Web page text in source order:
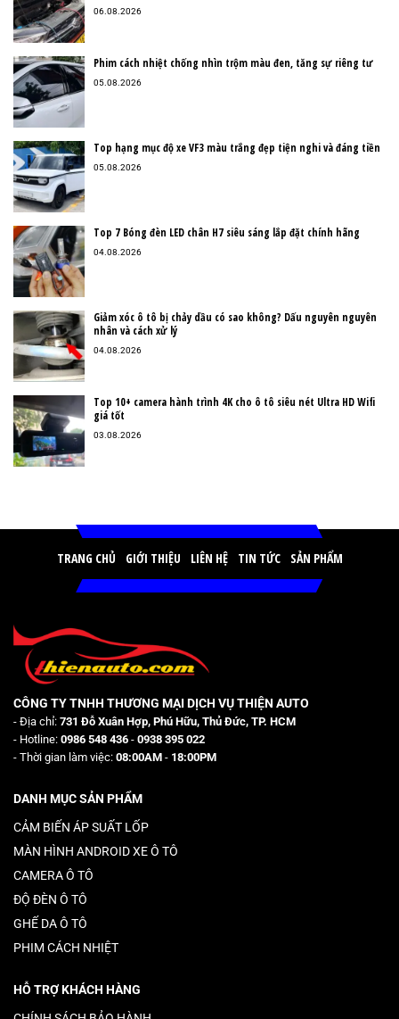
06.08.2026
Phim cách nhiệt chống nhìn trộm màu đen, tăng sự riêng tư
05.08.2026
Top hạng mục độ xe VF3 màu trắng đẹp tiện nghi và đáng tiền
05.08.2026
Top 7 Bóng đèn LED chân H7 siêu sáng lắp đặt chính hãng
04.08.2026
Giảm xóc ô tô bị chảy dầu có sao không? Dấu nguyên nguyên
nhân và cách xử lý
04.08.2026
Top 10+ camera hành trình 4K cho ô tô siêu nét Ultra HD Wifi
giá tốt
03.08.2026
TRANG CHỦ GIỚI THIỆU LIÊN HỆ TIN TỨC SẢN PHẨM
CÔNG TY TNHH THƯƠNG MẠI DỊCH VỤ THIỆN AUTO
- Địa chỉ: 731 Đỗ Xuân Hợp, Phú Hữu, Thủ Đức, TP. HCM
- Hotline: 0986 548 436 - 0938 395 022
- Thời gian làm việc: 08:00AM - 18:00PM
DANH MỤC SẢN PHẨM
CẢM BIẾN ÁP SUẤT LỐP
MÀN HÌNH ANDROID XE Ô TÔ
CAMERA Ô TÔ
ĐỘ ĐÈN Ô TÔ
GHẾ DA Ô TÔ
PHIM CÁCH NHIỆT
HỖ TRỢ KHÁCH HÀNG